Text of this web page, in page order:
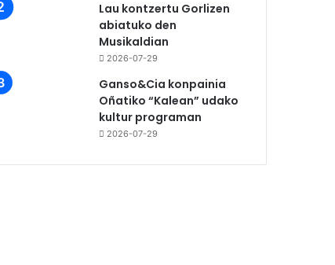
Lau kontzertu Gorlizen
abiatuko den
Musikaldian
2026-07-29
Ganso&Cia konpainia
Oñatiko “Kalean” udako
kultur programan
2026-07-29